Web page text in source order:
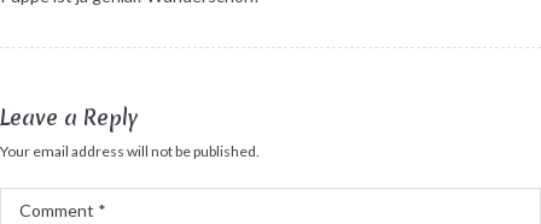
Leave a Reply
Your email address will not be published.
Comment